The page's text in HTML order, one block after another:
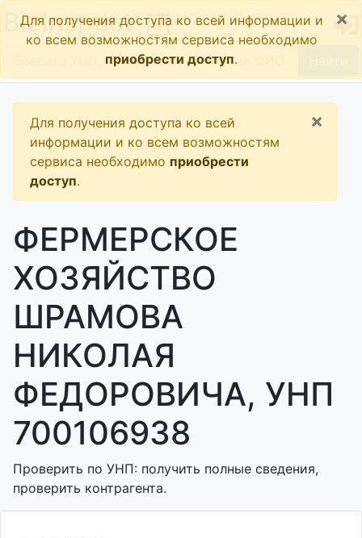
BizInspect
Для получения доступа ко всей информации и
ко всем возможностям сервиса необходимо
приобрести доступ.
×
Для получения доступа ко всей
информации и ко всем возможностям
сервиса необходимо приобрести
доступ.
×
ФЕРМЕРСКОЕ
ХОЗЯЙСТВО
ШРАМОВА
НИКОЛАЯ
ФЕДОРОВИЧА, УНП
700106938
Проверить по УНП: получить полные сведения,
проверить контрагента.